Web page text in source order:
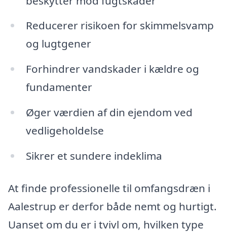
Reducerer risikoen for skimmelsvamp
og lugtgener
Forhindrer vandskader i kældre og
fundamenter
Øger værdien af din ejendom ved
vedligeholdelse
Sikrer et sundere indeklima
At finde professionelle til omfangsdræn i
Aalestrup er derfor både nemt og hurtigt.
Uanset om du er i tvivl om, hvilken type